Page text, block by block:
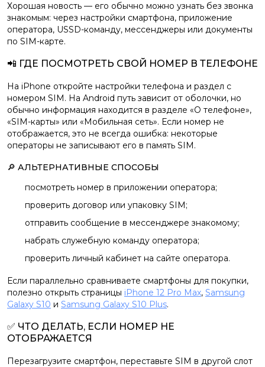
Хорошая новость — его обычно можно узнать без звонка
знакомым: через настройки смартфона, приложение
оператора, USSD-команду, мессенджеры или документы
по SIM-карте.
📲 ГДЕ ПОСМОТРЕТЬ СВОЙ НОМЕР В ТЕЛЕФОНЕ
На iPhone откройте настройки телефона и раздел с
номером SIM. На Android путь зависит от оболочки, но
обычно информация находится в разделе «О телефоне»,
«SIM-карты» или «Мобильная сеть». Если номер не
отображается, это не всегда ошибка: некоторые
операторы не записывают его в память SIM.
🔎 АЛЬТЕРНАТИВНЫЕ СПОСОБЫ
посмотреть номер в приложении оператора;
проверить договор или упаковку SIM;
отправить сообщение в мессенджере знакомому;
набрать служебную команду оператора;
проверить личный кабинет на сайте оператора.
Если параллельно сравниваете смартфоны для покупки,
полезно открыть страницы iPhone 12 Pro Max, Samsung
Galaxy S10 и Samsung Galaxy S10 Plus.
✅ ЧТО ДЕЛАТЬ, ЕСЛИ НОМЕР НЕ
ОТОБРАЖАЕТСЯ
Перезагрузите смартфон, переставьте SIM в другой слот